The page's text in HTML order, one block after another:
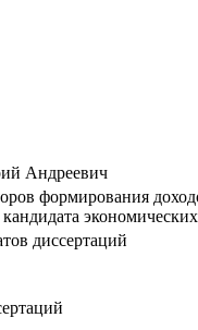
Андреевич
формирования
диссертаций